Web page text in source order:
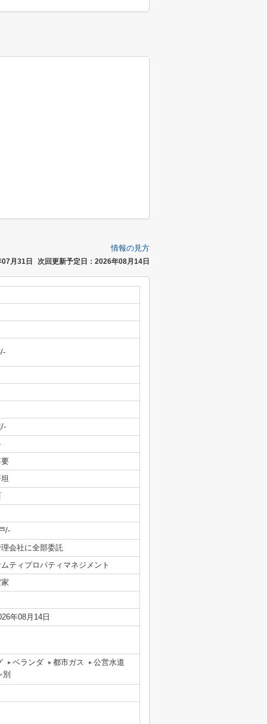
情報の見方
月31日 次回更新予定日：2026年08月14日
/-
会社に全部委託
ティプロパティマネジメント
年08月14日
ベランダ 都市ガス
公営水道
別